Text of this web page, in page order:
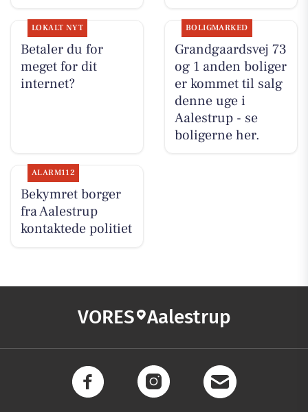
LOKALT NYT
Betaler du for
meget for dit
internet?
BOLIGMARKED
Grandgaardsvej 73
og 1 anden boliger
er kommet til salg
denne uge i
Aalestrup - se
boligerne her.
ALARM112
Bekymret borger
fra Aalestrup
kontaktede politiet
VORES Aalestrup